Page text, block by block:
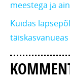
meestega ja
Kuidas
täiskasvanueas